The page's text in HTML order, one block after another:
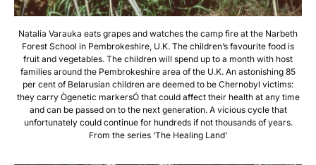
Natalia Varauka eats grapes and watches the camp fire at the Narbeth
Forest School in Pembrokeshire, U.K. The children’s favourite food is
fruit and vegetables. The children will spend up to a month with host
families around the Pembrokeshire area of the U.K. An astonishing 85
per cent of Belarusian children are deemed to be Chernobyl victims:
they carry Ògenetic markersÓ that could affect their health at any time
and can be passed on to the next generation. A vicious cycle that
unfortunately could continue for hundreds if not thousands of years.
From the series ‘The Healing Land’